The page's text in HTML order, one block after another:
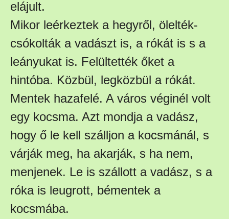
elájult.
Mikor leérkeztek a hegyről, ölelték-
csókolták a vadászt is, a rókát is s a
leányukat is. Felültették őket a
hintóba. Közbül, legközbül a rókát.
Mentek hazafelé. A város véginél volt
egy kocsma. Azt mondja a vadász,
hogy ő le kell szálljon a kocsmánál, s
várják meg, ha akarják, s ha nem,
menjenek. Le is szállott a vadász, s a
róka is leugrott, bémentek a
kocsmába.